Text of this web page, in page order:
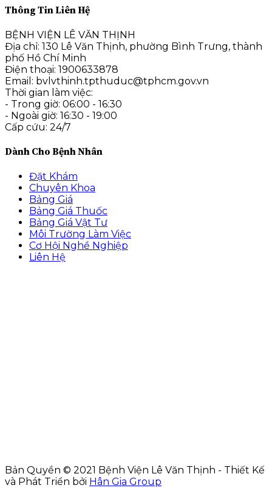
Thông Tin Liên Hệ
BỆNH VIỆN LÊ VĂN THỊNH
Địa chỉ: 130 Lê Văn Thịnh, phường Bình Trưng, thành
phố Hồ Chí Minh
Điện thoại: 1900633878
Email: bvlvthinh.tpthuduc@tphcm.gov.vn
Thời gian làm việc:
- Trong giờ: 06:00 - 16:30
- Ngoài giờ: 16:30 - 19:00
Cấp cứu: 24/7
Dành Cho Bệnh Nhân
Đặt Khám
Chuyên Khoa
Bảng Giá
Bảng Giá Thuốc
Bảng Giá Vật Tư
Môi Trường Làm Việc
Cơ Hội Nghề Nghiệp
Liên Hệ
Bản Quyền © 2021 Bệnh Viện Lê Văn Thịnh - Thiết Kế
và Phát Triển bởi Hân Gia Group